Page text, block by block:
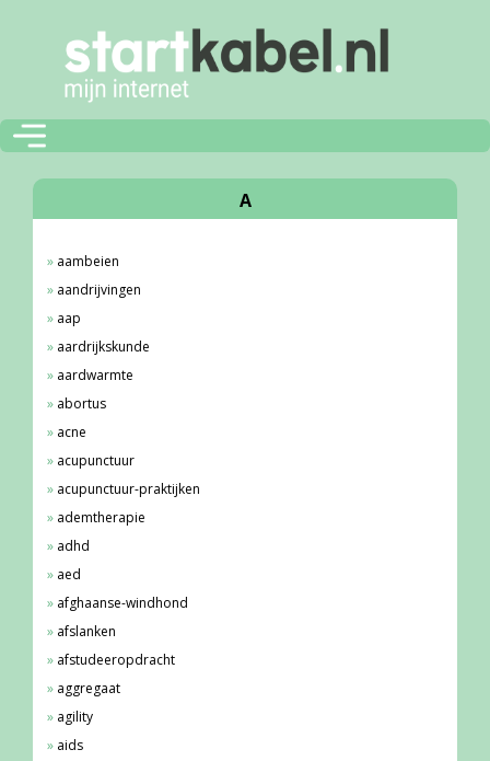
A
aambeien
aandrijvingen
aap
aardrijkskunde
aardwarmte
abortus
acne
acupunctuur
acupunctuur-praktijken
ademtherapie
adhd
aed
afghaanse-windhond
afslanken
afstudeeropdracht
aggregaat
agility
aids